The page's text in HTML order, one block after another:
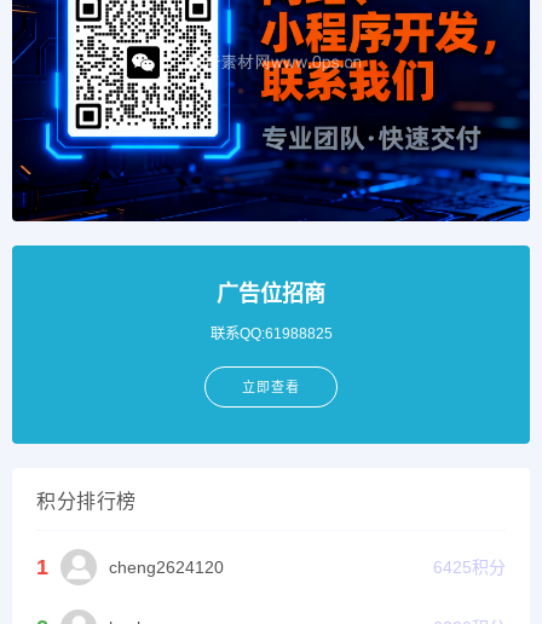
广告位招商
联系QQ:61988825
立即查看
积分排行榜
1 cheng2624120 6425积分